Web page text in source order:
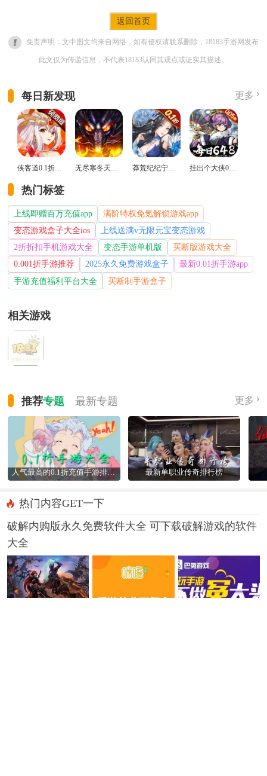
返回首页
免责声明：文中图文均来自网络，如有侵权请联系删除，18183手游网发布
此文仅为传递信息，不代表18183认同其观点或证实其描述。
每日新发现 更多
侠客道0.1折变态版 无尽寒冬天蛇新春送礼版 莽荒纪纪宁传奇0.1折送无限连抽版 挂出个大侠0.05折免单福利版
热门标签
上线即赠百万充值app
满阶特权免氪解锁游戏app
变态游戏盒子大全ios
上线送满v无限元宝变态游戏
2折折扣手机游戏大全
变态手游单机版
买断版游戏大全
0.001折手游推荐
2025永久免费游戏盒子
最新0.01折手游app
手游充值福利平台大全
买断制手游盒子
相关游戏
推荐专题 最新专题 更多
人气最高的0.1折充值手游排行榜 最新单职业传奇排行榜
热门内容GET一下
破解内购版永久免费软件大全 可下载破解游戏的软件
大全